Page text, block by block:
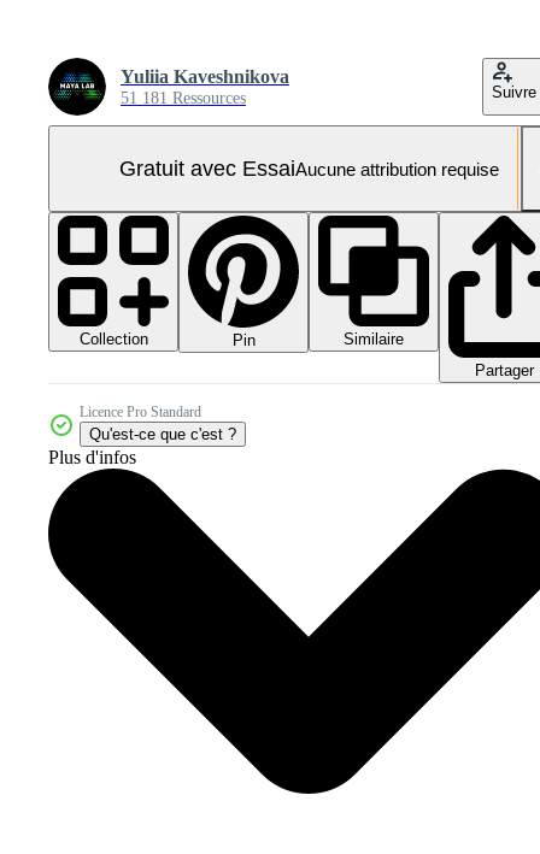
Yuliia Kaveshnikova
51 181 Ressources Suivre
Gratuit avec EssaiAucune attribution requise
Collection Pin
Similaire
Partager
Licence Pro Standard
Qu'est-ce que c'est ?
Plus d'infos